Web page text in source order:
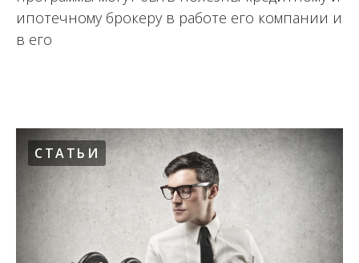
ипотечному брокеру в работе его компании и
в его
СТАТЬИ